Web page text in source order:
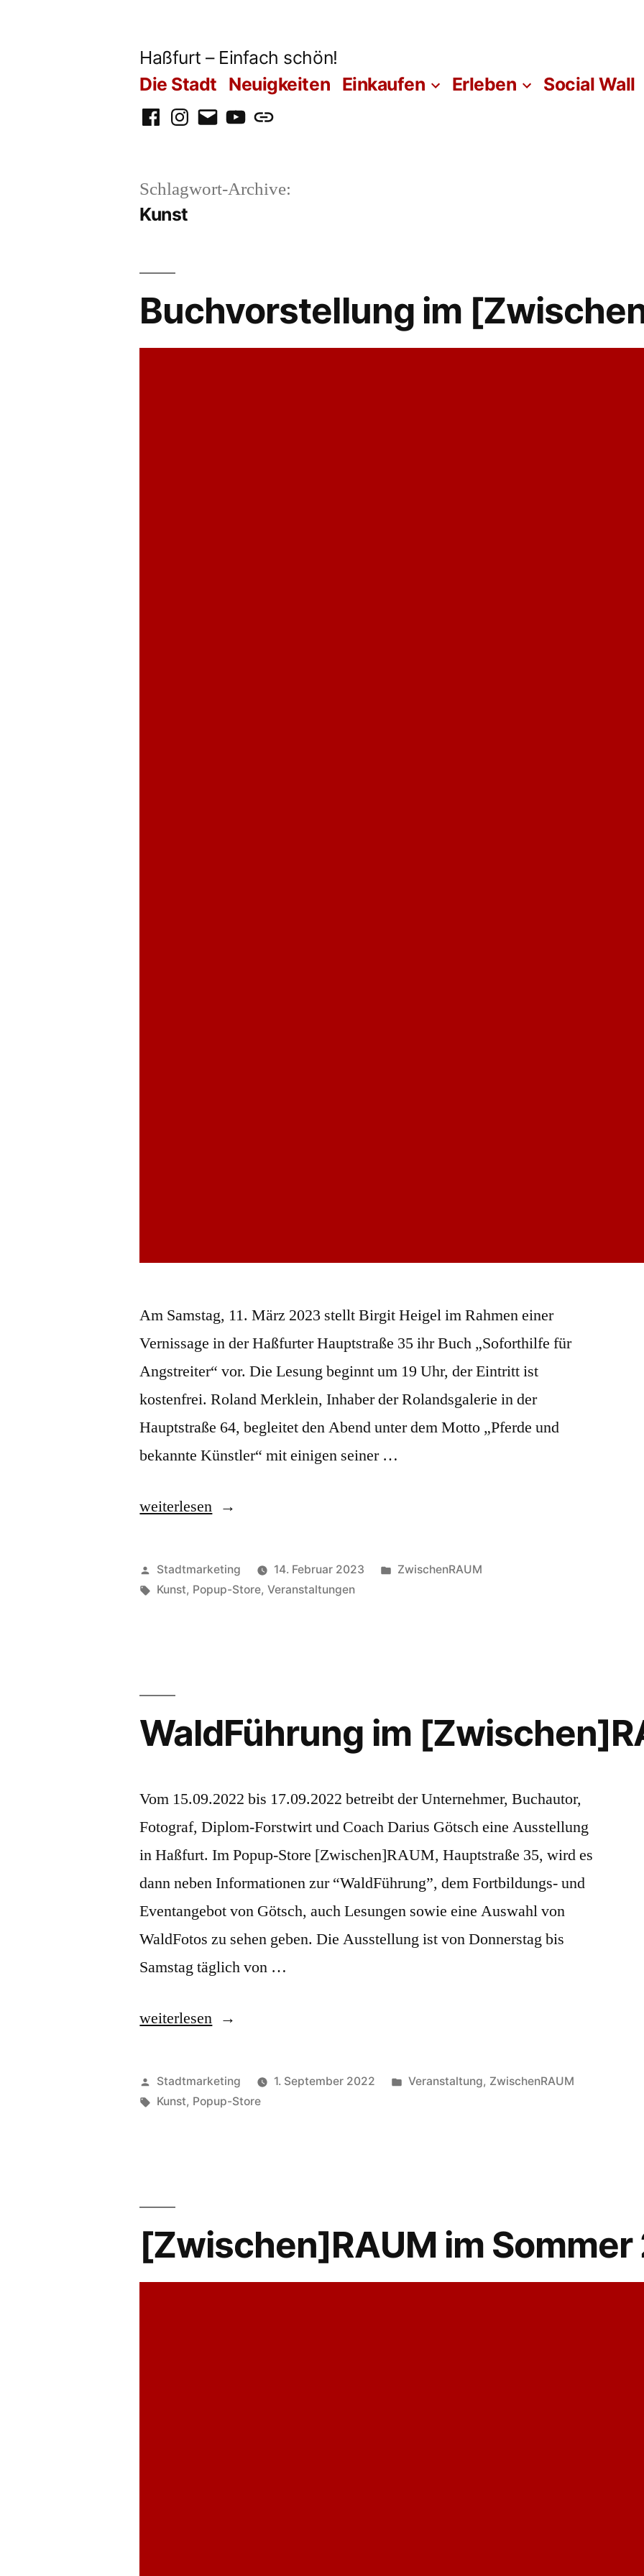
Haßfurt – Einfach schön!
Die Stadt Neuigkeiten Einkaufen Erleben Social Wall
Facebook
Instagram
E-
YoutubeWhatsApp
Schlagwort-Archive:
Kunst
Buchvorstellung im
Am Samstag, 11. März 2023 stellt Birgit Heigel im Rahmen einer
Vernissage in der Haßfurter Hauptstraße 35 ihr Buch „Soforthilfe für
Angstreiter“ vor. Die Lesung beginnt um 19 Uhr, der Eintritt ist
kostenfrei. Roland Merklein, Inhaber der Rolandsgalerie in der
Hauptstraße 64, begleitet den Abend unter dem Motto „Pferde und
bekannte Künstler“ mit einigen seiner …
„Buchvorstellung
[Zwischen]RAUM“
weiterlesen
Veröffentlicht
von
Stadtmarketing 14. Februar 2023
Veröffentlicht
ZwischenRAUM
Schlagwörter:
Kunst, Popup-Store,Veranstaltungen
WaldFührung im
Vom 15.09.2022 bis 17.09.2022 betreibt der Unternehmer, Buchautor,
Fotograf, Diplom-Forstwirt und Coach Darius Götsch eine Ausstellung
in Haßfurt. Im Popup-Store [Zwischen]RAUM, Hauptstraße 35, wird es
dann neben Informationen zur “WaldFührung”, dem Fortbildungs- und
Eventangebot von Götsch, auch Lesungen sowie eine Auswahl von
WaldFotos zu sehen geben. Die Ausstellung ist von Donnerstag bis
Samstag täglich von …
„WaldFührung
[Zwischen]RAUM“
weiterlesen
Veröffentlicht
von
Stadtmarketing 1. September 2022
Veröffentlicht
Veranstaltung, ZwischenRAUM
Schlagwörter:
Kunst, Popup-Store
[Zwischen]RAUM im